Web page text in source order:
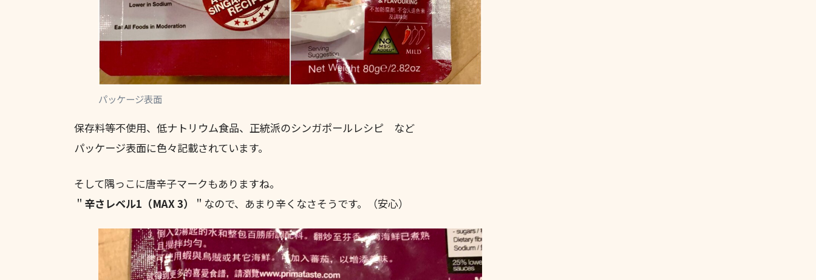
パッケージ表面
保存料等不使用、低ナトリウム食品、正統派のシンガポールレシピ など
パッケージ表面に色々記載されています。
そして隅っこに唐辛子マークもありますね。
＂ 辛さレベル1（MAX 3） ＂なので、あまり辛くなさそうです。（安心）